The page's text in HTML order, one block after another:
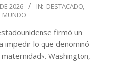
2026 IN: DESTACADO,
MUNDO
firmó un
impedir lo que denominó
Washington,